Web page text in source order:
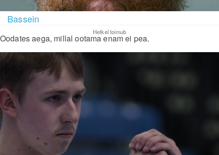
Bassein
Hetkel toimub
Oodates aega, millal ootama enam ei pea.